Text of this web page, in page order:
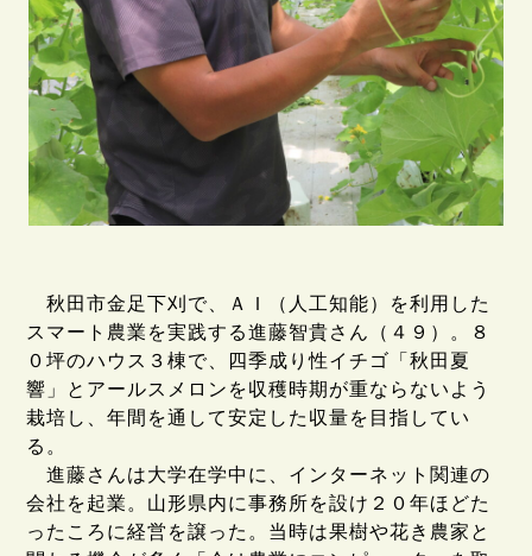
秋田市金足下刈で、ＡＩ（人工知能）を利用した
スマート農業を実践する進藤智貴さん（４９）。８
０坪のハウス３棟で、四季成り性イチゴ「秋田夏
響」とアールスメロンを収穫時期が重ならないよう
栽培し、年間を通して安定した収量を目指してい
る。
進藤さんは大学在学中に、インターネット関連の
会社を起業。山形県内に事務所を設け２０年ほどた
ったころに経営を譲った。当時は果樹や花き農家と